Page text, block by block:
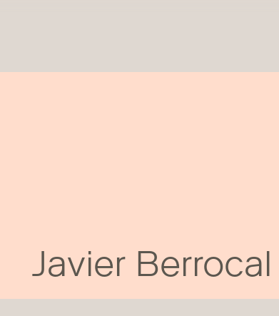
Javier Berrocal